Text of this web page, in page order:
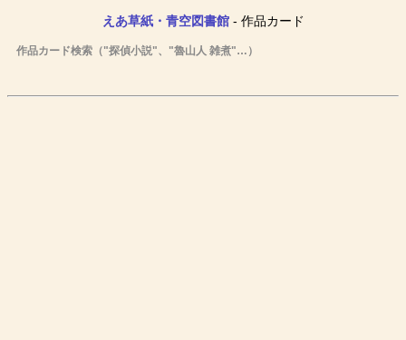
えあ草紙・青空図書館- 作品カード
作品カード検索（"探偵小説"、"魯山人 雑煮"…）